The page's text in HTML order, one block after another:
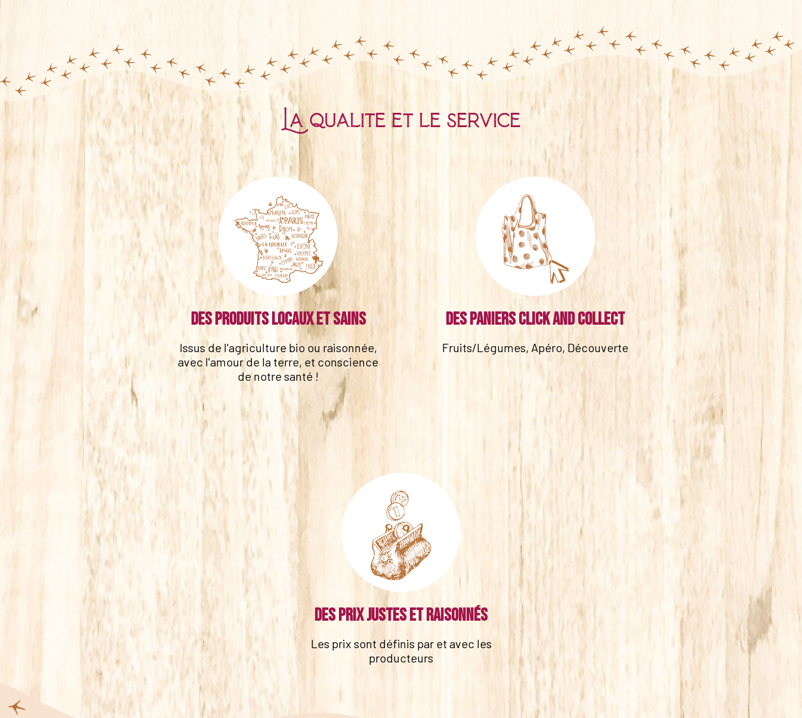
La qualité et le service
Des produits locaux et sains
Issus de l'agriculture bio ou raisonnée,
avec l'amour de la terre, et conscience
de notre santé !
Des paniers click and collect
Fruits/Légumes, Apéro, Découverte
Des prix justes et raisonnés
Les prix sont définis par et avec les
producteurs